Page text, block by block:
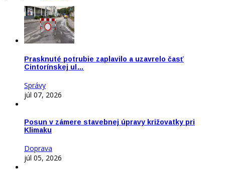
Prasknuté potrubie zaplavilo a uzavrelo časť
Cintorínskej ul…
Správy
júl 07, 2026
Posun v zámere stavebnej úpravy križovatky pri
Klimaku
Doprava
júl 05, 2026